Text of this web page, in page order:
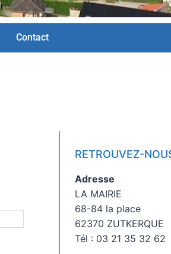
Contact
RETROUVEZ-
Adresse
LA MAIRIE
68-84 la place
62370 ZUTKERQUE
Tél : 03 21 35 32 62